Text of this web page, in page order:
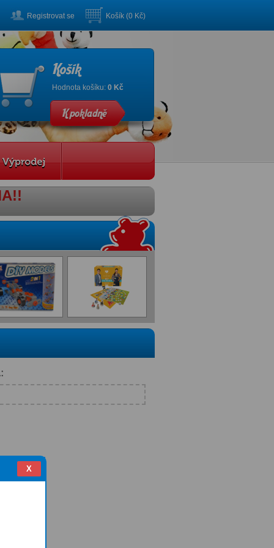
Registrovat se Košík (0 Kč)
Hodnota košíku: 0 Kč
X